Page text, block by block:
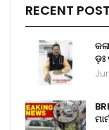
RECENT